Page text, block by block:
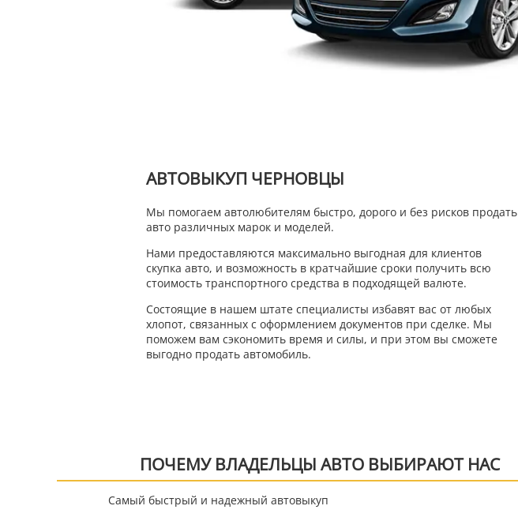
АВТОВЫКУП ЧЕРНОВЦЫ
Мы помогаем автолюбителям быстро, дорого и без рисков продать
авто различных марок и моделей.
Нами предоставляются максимально выгодная для клиентов
скупка авто, и возможность в кратчайшие сроки получить всю
стоимость транспортного средства в подходящей валюте.
Состоящие в нашем штате специалисты избавят вас от любых
хлопот, связанных с оформлением документов при сделке. Мы
поможем вам сэкономить время и силы, и при этом вы сможете
выгодно продать автомобиль.
ПОЧЕМУ ВЛАДЕЛЬЦЫ АВТО ВЫБИРАЮТ НАС
Самый быстрый и надежный автовыкуп